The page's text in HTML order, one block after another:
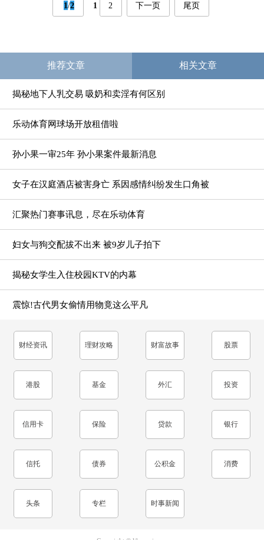
1/2 1 2 下一页 尾页
推荐文章 相关文章
揭秘地下人乳交易 吸奶和卖淫有何区别
乐动体育网球场开放租借啦
孙小果一审25年 孙小果案件最新消息
女子在汉庭酒店被害身亡 系因感情纠纷发生口角被
汇聚热门赛事讯息，尽在乐动体育
妇女与狗交配拔不出来 被9岁儿子拍下
揭秘女学生入住校园KTV的内幕
震惊!古代男女偷情用物竟这么平凡
财经资讯 理财攻略 财富故事 股票
港股 基金 外汇 投资
信用卡 保险 贷款 银行
信托 债券 公积金 消费
头条 专栏 时事新闻